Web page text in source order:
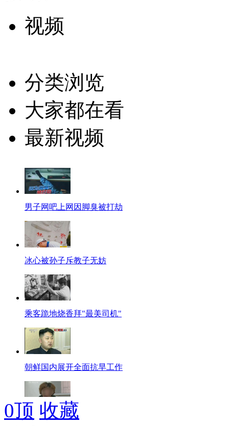
视频
分类浏览
大家都在看
最新视频
男子网吧上网因脚臭被打劫
冰心被孙子斥教子无妨
乘客跪地烧香拜"最美司机"
朝鲜国内展开全面抗旱工作
“富婆”征婚 痴情男千里赴约被骗
0顶 收藏